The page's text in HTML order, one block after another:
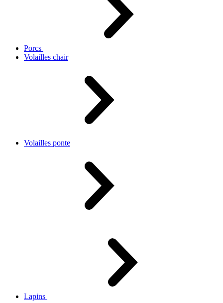
Porcs
Volailles chair
Volailles ponte
Lapins